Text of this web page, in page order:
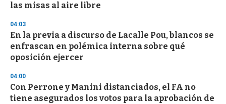
las misas al aire libre
04:03
En la previa a discurso de Lacalle Pou, blancos se
enfrascan en polémica interna sobre qué
oposición ejercer
04:00
Con Perrone y Manini distanciados, el FA no
tiene asegurados los votos para la aprobación de